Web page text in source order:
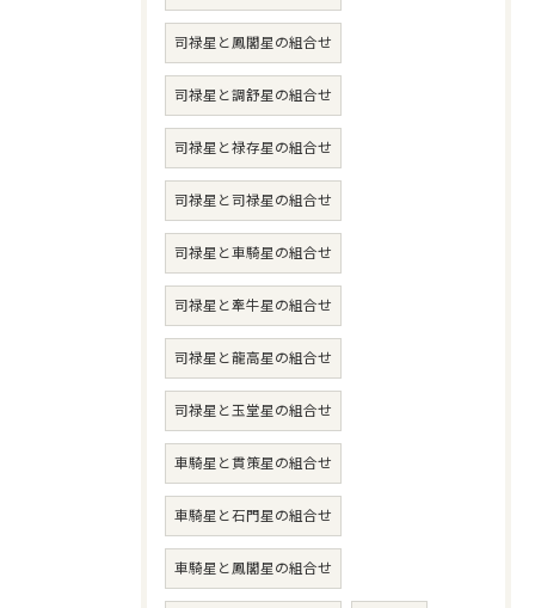
司禄星と鳳閣星の組合せ
司禄星と調舒星の組合せ
司禄星と禄存星の組合せ
司禄星と司禄星の組合せ
司禄星と車騎星の組合せ
司禄星と牽牛星の組合せ
司禄星と龍高星の組合せ
司禄星と玉堂星の組合せ
車騎星と貫策星の組合せ
車騎星と石門星の組合せ
車騎星と鳳閣星の組合せ